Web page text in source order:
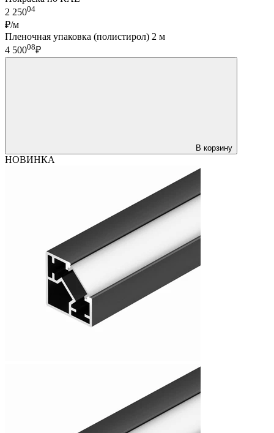
2 25004
₽/м
Пленочная упаковка (полистирол) 2 м
4 50008₽
В корзину
НОВИНКА